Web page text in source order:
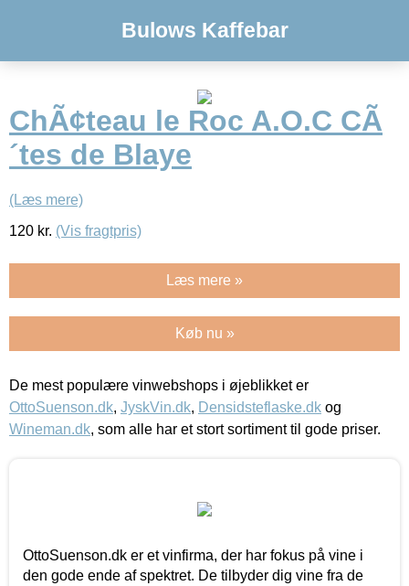
Bulows Kaffebar
ChÃ¢teau le Roc A.O.C CÃ
´tes de Blaye
(Læs mere)
120 kr. (Vis fragtpris)
Læs mere »
Køb nu »
De mest populære vinwebshops i øjeblikket er
OttoSuenson.dk, JyskVin.dk, Densidsteflaske.dk og
Wineman.dk, som alle har et stort sortiment til gode priser.
OttoSuenson.dk er et vinfirma, der har fokus på vine i
den gode ende af spektret. De tilbyder dig vine fra de